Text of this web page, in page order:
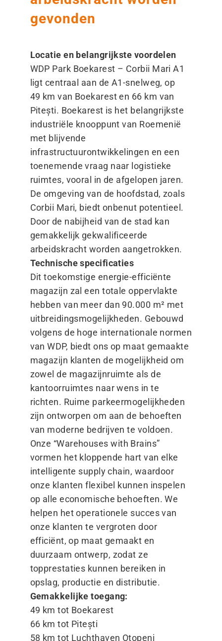
gevonden
Locatie en belangrijkste voordelen
WDP Park Boekarest – Corbii Mari A1
ligt centraal aan de A1-snelweg, op
49 km van Boekarest en 66 km van
Pitești. Boekarest is het belangrijkste
industriële knooppunt van Roemenië
met blijvende
infrastructuurontwikkelingen en een
toenemende vraag naar logistieke
ruimtes, vooral in de afgelopen jaren.
De omgeving van de hoofdstad, zoals
Corbii Mari, biedt onbenut potentieel.
Door de nabijheid van de stad kan
gemakkelijk gekwalificeerde
arbeidskracht worden aangetrokken.
Technische specificaties
Dit toekomstige energie-efficiënte
magazijn zal een totale oppervlakte
hebben van meer dan 90.000 m² met
uitbreidingsmogelijkheden. Gebouwd
volgens de hoge internationale normen
van WDP, biedt ons op maat gemaakte
magazijn klanten de mogelijkheid om
zowel de magazijnruimte als de
kantoorruimtes naar wens in te
richten. Ruime parkeermogelijkheden
zijn ontworpen om aan de behoeften
van moderne bedrijven te voldoen.
Onze “Warehouses with Brains”
vormen het kloppende hart van elke
intelligente supply chain, waardoor
onze klanten flexibel kunnen inspelen
op alle economische behoeften. We
helpen het operationele succes van
onze klanten te vergroten door
efficiënt, op maat gemaakt en
duurzaam ontwerp, zodat ze
topprestaties kunnen bereiken in
opslag, productie en distributie.
Gemakkelijke toegang:
49 km tot Boekarest
66 km tot Pitești
58 km tot Luchthaven Otopeni